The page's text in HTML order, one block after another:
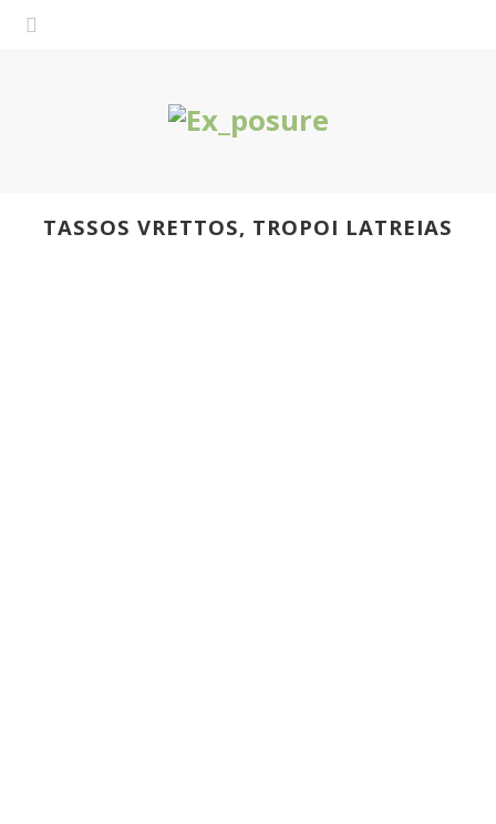
TASSOS VRETTOS, TROPOI LATREIAS